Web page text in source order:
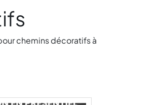
chemins décoratifs à